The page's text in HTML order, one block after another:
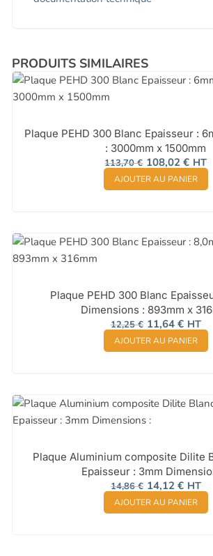
PRODUITS SIMILAIRES
Plaque PEHD 300 Blanc Epaisseur :
: 3000mm x 1500mm
113,70€ Le
prix
initial
était :
108,02€Le
prix
actuel
est :
HT
AJOUTER AU PANIER
Plaque PEHD 300 Blanc
Dimensions : 893mm x
12,25€ Le
prix
initial
était :
11,64 €Le
prix
actuel
est :
HT
AJOUTER AU PANIER
Plaque Aluminium composite Dilite
Epaisseur : 3mm
14,86€ Le
prix
initial
était :
14,12 €Le
prix
actuel
est :
HT
AJOUTER AU PANIER